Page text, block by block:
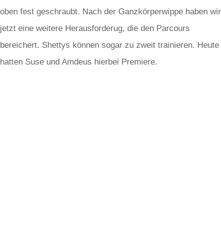
oben fest geschraubt. Nach der Ganzkörperwippe haben wir
jetzt eine weitere Herausforderug, die den Parcours
bereichert. Shettys können sogar zu zweit trainieren. Heute
hatten Suse und Amdeus hierbei Premiere.